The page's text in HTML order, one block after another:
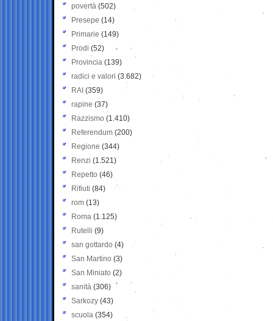
povertà (502)
Presepe (14)
Primarie (149)
Prodi (52)
Provincia (139)
radici e valori (3.682)
RAI (359)
rapine (37)
Razzismo (1.410)
Referendum (200)
Regione (344)
Renzi (1.521)
Repetto (46)
Rifiuti (84)
rom (13)
Roma (1.125)
Rutelli (9)
san gottardo (4)
San Martino (3)
San Miniato (2)
sanità (306)
Sarkozy (43)
scuola (354)